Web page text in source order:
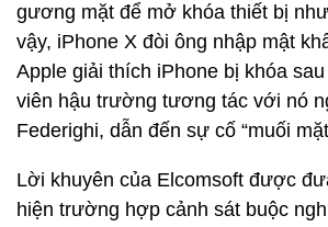
gương mặt để mở khóa thiết bị
vậy, iPhone X đòi ông nhập mật
Apple giải thích iPhone bị khóa
viên hậu trường tương tác với nó
Federighi, dẫn đến sự cố “muối
Lời khuyên của Elcomsoft được
hiện trường hợp cảnh sát buộc